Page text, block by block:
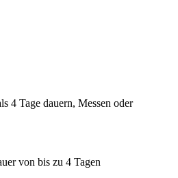
4 Tage dauern, Messen oder
von bis zu 4 Tagen